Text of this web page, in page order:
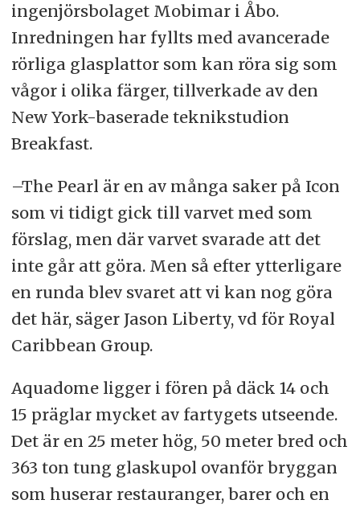
ingenjörsbolaget Mobimar i Åbo.
Inredningen har fyllts med avancerade
rörliga glasplattor som kan röra sig som
vågor i olika färger, tillverkade av den
New York-baserade teknikstudion
Breakfast.
–The Pearl är en av många saker på Icon
som vi tidigt gick till varvet med som
förslag, men där varvet svarade att det
inte går att göra. Men så efter ytterligare
en runda blev svaret att vi kan nog göra
det här, säger Jason Liberty, vd för Royal
Caribbean Group.
Aquadome ligger i fören på däck 14 och
15 präglar mycket av fartygets utseende.
Det är en 25 meter hög, 50 meter bred och
363 ton tung glaskupol ovanför bryggan
som huserar restauranger, barer och en